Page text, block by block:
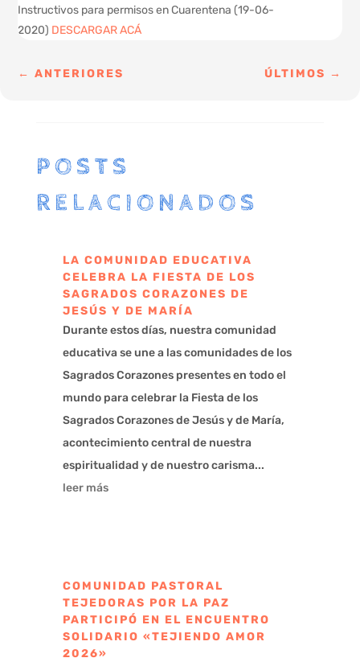
Instructivos para permisos en Cuarentena (19-06-
2020) DESCARGAR ACÁ
←ANTERIORES ÚLTIMOS →
POSTS
RELACIONADOS
LA COMUNIDAD EDUCATIVA
CELEBRA LA FIESTA DE LOS
SAGRADOS CORAZONES DE
JESÚS Y DE MARÍA
Durante estos días, nuestra comunidad
educativa se une a las comunidades de los
Sagrados Corazones presentes en todo el
mundo para celebrar la Fiesta de los
Sagrados Corazones de Jesús y de María,
acontecimiento central de nuestra
espiritualidad y de nuestro carisma...
leer más
COMUNIDAD PASTORAL
TEJEDORAS POR LA PAZ
PARTICIPÓ EN EL ENCUENTRO
SOLIDARIO «TEJIENDO AMOR
2026»